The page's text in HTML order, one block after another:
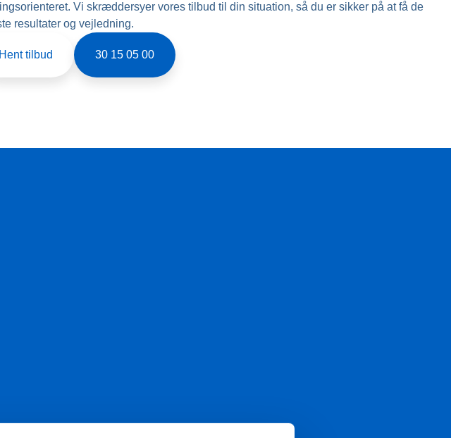
Vi skræddersyer vores tilbud til din situation, så du er sikker på at få de
resultater og vejledning.
Hent tilbud 30 15 05 00